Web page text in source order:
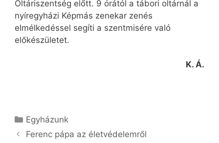
Oltáriszentség előtt. 9 órától a tábori oltárnál a
nyíregyházi Képmás zenekar zenés
elmélkedéssel segíti a szentmisére való
előkészületet.
K. Á.
Kategória
Egyházunk
Ferenc pápa az életvédelemről